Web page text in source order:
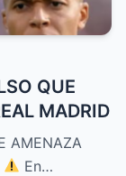
QUE
MADRID
AMENAZA
En…